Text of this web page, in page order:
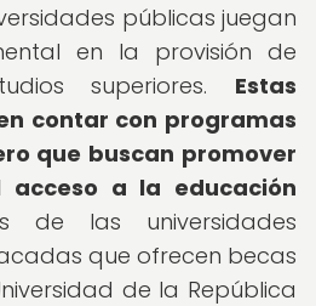
públicas juegan
en la provisión de
superiores. Estas
contar con programas
que buscan promover
a la educación
de las universidades
que ofrecen becas
de la República